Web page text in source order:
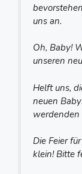
uns an.
Oh, Baby!
unseren
Helft uns,
neuen
werdenden
Die Feier
klein! Bitte